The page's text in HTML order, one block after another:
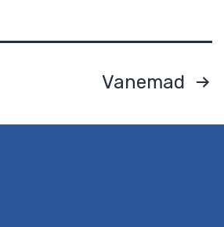
on võimalik kollektiivil või
täita. Protsessi jooksul on toeks
Vanemad